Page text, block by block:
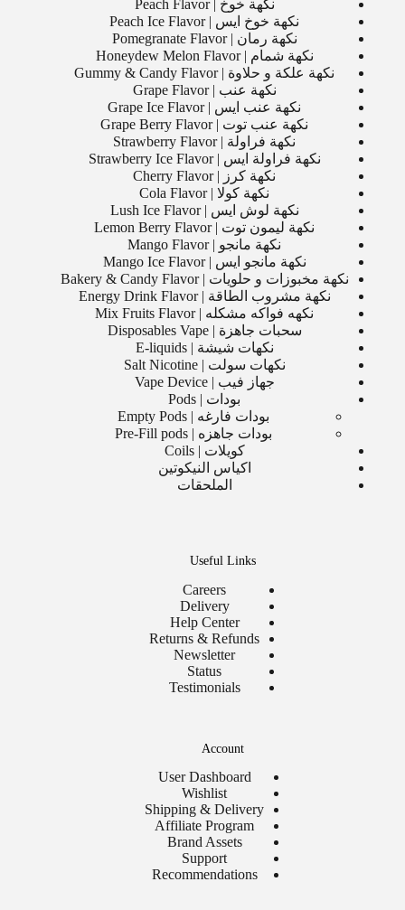
نكهة خوخ | Peach Flavor
نكهة خوخ ايس | Peach Ice Flavor
نكهة رمان | Pomegranate Flavor
نكهة شمام | Honeydew Melon Flavor
نكهة علكة و حلاوة | Gummy & Candy Flavor
نكهة عنب | Grape Flavor
نكهة عنب ايس | Grape Ice Flavor
نكهة عنب توت | Grape Berry Flavor
نكهة فراولة | Strawberry Flavor
نكهة فراولة ايس | Strawberry Ice Flavor
نكهة كرز | Cherry Flavor
نكهة كولا | Cola Flavor
نكهة لوش ايس | Lush Ice Flavor
نكهة ليمون توت | Lemon Berry Flavor
نكهة مانجو | Mango Flavor
نكهة مانجو ايس | Mango Ice Flavor
نكهة مخبوزات و حلويات | Bakery & Candy Flavor
نكهة مشروب الطاقة | Energy Drink Flavor
نكهه فواكه مشكله | Mix Fruits Flavor
سحبات جاهزة | Disposables Vape
نكهات شيشة | E-liquids
نكهات سولت | Salt Nicotine
جهاز فيب | Vape Device
بودات | Pods
بودات فارغه | Empty Pods
بودات جاهزه | Pre-Fill pods
كويلات | Coils
اكياس النيكوتين
الملحقات
Useful Links
Careers
Delivery
Help Center
Returns & Refunds
Newsletter
Status
Testimonials
Account
User Dashboard
Wishlist
Shipping & Delivery
Affiliate Program
Brand Assets
Support
Recommendations